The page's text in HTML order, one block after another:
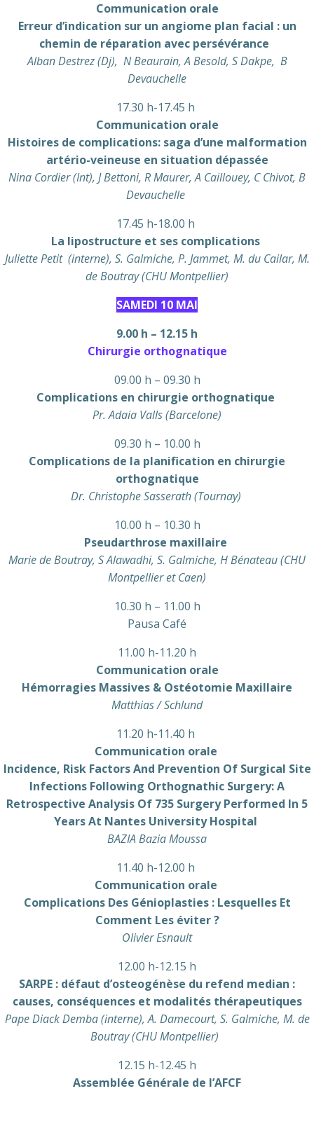
Communication orale
Erreur d’indication sur un angiome plan facial : un
chemin de réparation avec persévérance
Alban Destrez (Dj), N Beaurain, A Besold, S Dakpe, B
Devauchelle
17.30 h-17.45 h
Communication orale
Histoires de complications: saga d’une malformation
artério-veineuse en situation dépassée
Nina Cordier (Int), J Bettoni, R Maurer, A Caillouey, C Chivot, B
Devauchelle
17.45 h-18.00 h
La lipostructure et ses complications
Juliette Petit (interne), S. Galmiche, P. Jammet, M. du Cailar, M.
de Boutray (CHU Montpellier)
SAMEDI 10 MAI
9.00 h – 12.15 h
Chirurgie orthognatique
09.00 h – 09.30 h
Complications en chirurgie orthognatique
Pr. Adaia Valls (Barcelone)
09.30 h – 10.00 h
Complications de la planification en chirurgie
orthognatique
Dr. Christophe Sasserath (Tournay)
10.00 h – 10.30 h
Pseudarthrose maxillaire
Marie de Boutray, S Alawadhi, S. Galmiche, H Bénateau (CHU
Montpellier et Caen)
10.30 h – 11.00 h
Pausa Café
11.00 h-11.20 h
Communication orale
Hémorragies Massives & Ostéotomie Maxillaire
Matthias / Schlund
11.20 h-11.40 h
Communication orale
Incidence, Risk Factors And Prevention Of Surgical Site
Infections Following Orthognathic Surgery: A
Retrospective Analysis Of 735 Surgery Performed In 5
Years At Nantes University Hospital
BAZIA Bazia Moussa
11.40 h-12.00 h
Communication orale
Complications Des Génioplasties : Lesquelles Et
Comment Les éviter ?
Olivier Esnault
12.00 h-12.15 h
SARPE : défaut d’osteogénèse du refend median :
causes, conséquences et modalités thérapeutiques
Pape Diack Demba (interne), A. Damecourt, S. Galmiche, M. de
Boutray (CHU Montpellier)
12.15 h-12.45 h
Assemblée Générale de l’AFCF